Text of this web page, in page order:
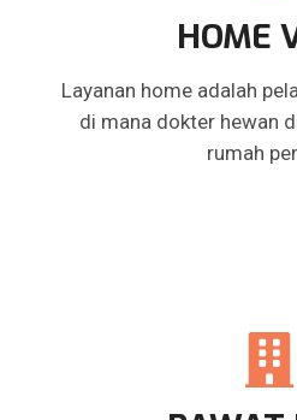
HOME
Layanan home adalah
di mana dokter hewan
rumah